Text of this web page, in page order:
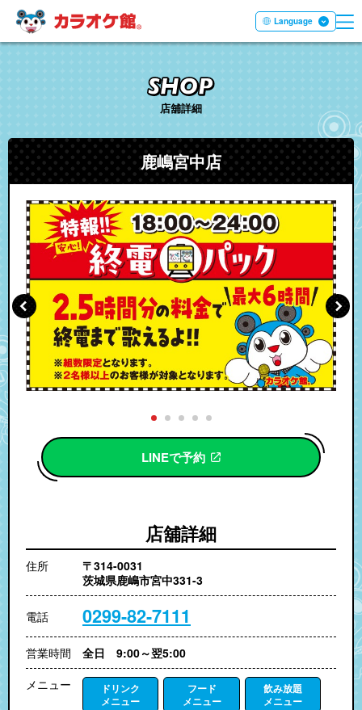
本文へ移動する Language
店舖詳細
鹿嶋宮中店
店舖詳細
住所
〒314-0031
茨城県鹿嶋市宮中331-3
電話 0299-82-7111
営業時間
全日 9:00～翌5:00
メニュー
ドリンク
メニュー
フード
メニュー
飲み放題
メニュー
LINEで予約